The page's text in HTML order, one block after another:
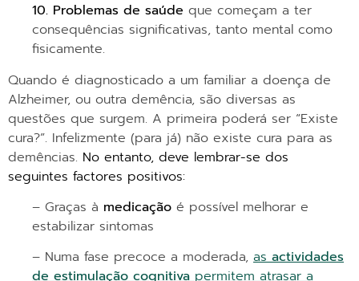
10. Problemas de saúde que começam a ter
consequências significativas, tanto mental como
fisicamente.
Quando é diagnosticado a um familiar a doença de
Alzheimer, ou outra demência, são diversas as
questões que surgem. A primeira poderá ser “Existe
cura?”. Infelizmente (para já) não existe cura para as
demências. No entanto, deve lembrar-se dos
seguintes factores positivos:
– Graças à medicação é possível melhorar e
estabilizar sintomas
– Numa fase precoce a moderada, asactividades
de estimulação cognitivapermitem atrasar a